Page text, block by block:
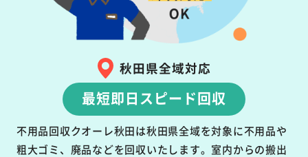
秋田県全域対応
最短即日スピード回収
不用品回収クオーレ秋田は秋田県全域を対象に不用品や
粗大ゴミ、廃品などを回収いたします。室内からの搬出